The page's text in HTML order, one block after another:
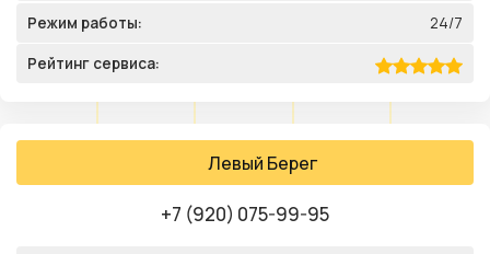
Режим работы: 24/7
Рейтинг сервиса:
Левый Берег
+7 (920) 075-99-95